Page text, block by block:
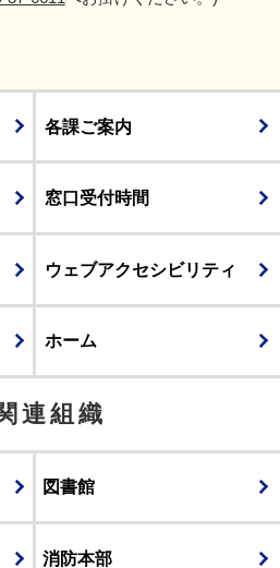
各課ご案内
窓口受付時間
ウェブアクセシビリティ
ホーム
連組織
図書館
消防本部